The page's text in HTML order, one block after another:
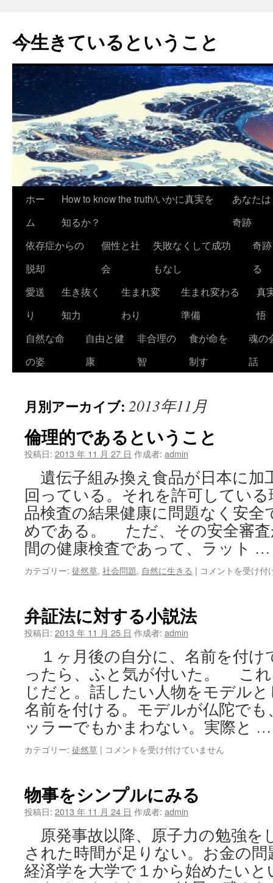
今生きているということ
テ
ツ
キ
ホー
ム
How to know the truth/いかに真実を
知るか？
あなたは
奇跡
依存症からの
脱却
個性と社
会
失敗なくして成功
もなし
奇
る
愛送
り
生き抜く
知力
生まれ変
わり
生まれ変わる
準備
真
悟
自然な命
の姿
自由と健
康
非合理の
智
食が命を
制す
魂の
話
月別アーカイブ: 2013年11月
倫理的であるということ
投稿日: 2013 年 11 月 27 日 作成者: admin
遺伝子組み換え食品が日本に加
回っている。それを許可してい
品検査の結果健康に問題なく安
めである。 ただ、その安全審査
間の健康検査であって、ラット
カテゴリー: 徒然草, 社会問題, 自然に生きる | 倫
い
う
こ
と
は
コメントを受け付
弁証法に対する小説法
投稿日: 2013 年 11 月 25 日 作成者: admin
１ヶ月後の自分に、名前を付
ったら、ふと気が付いた。 これ
じだと。話したい人物をモデル
名前を付ける。モデルが仏陀で
ッラーでもかまわない。実際と
カテゴリー: 徒然草 | 弁
対
す
小
説
法
は
コメントを受け付けていません
物事をシンプルにみる
投稿日: 2013 年 11 月 24 日 作成者: admin
原発事故以降、原子力の勉強を
された時間が足りない。お金の
経済学を大学で１から始めたい